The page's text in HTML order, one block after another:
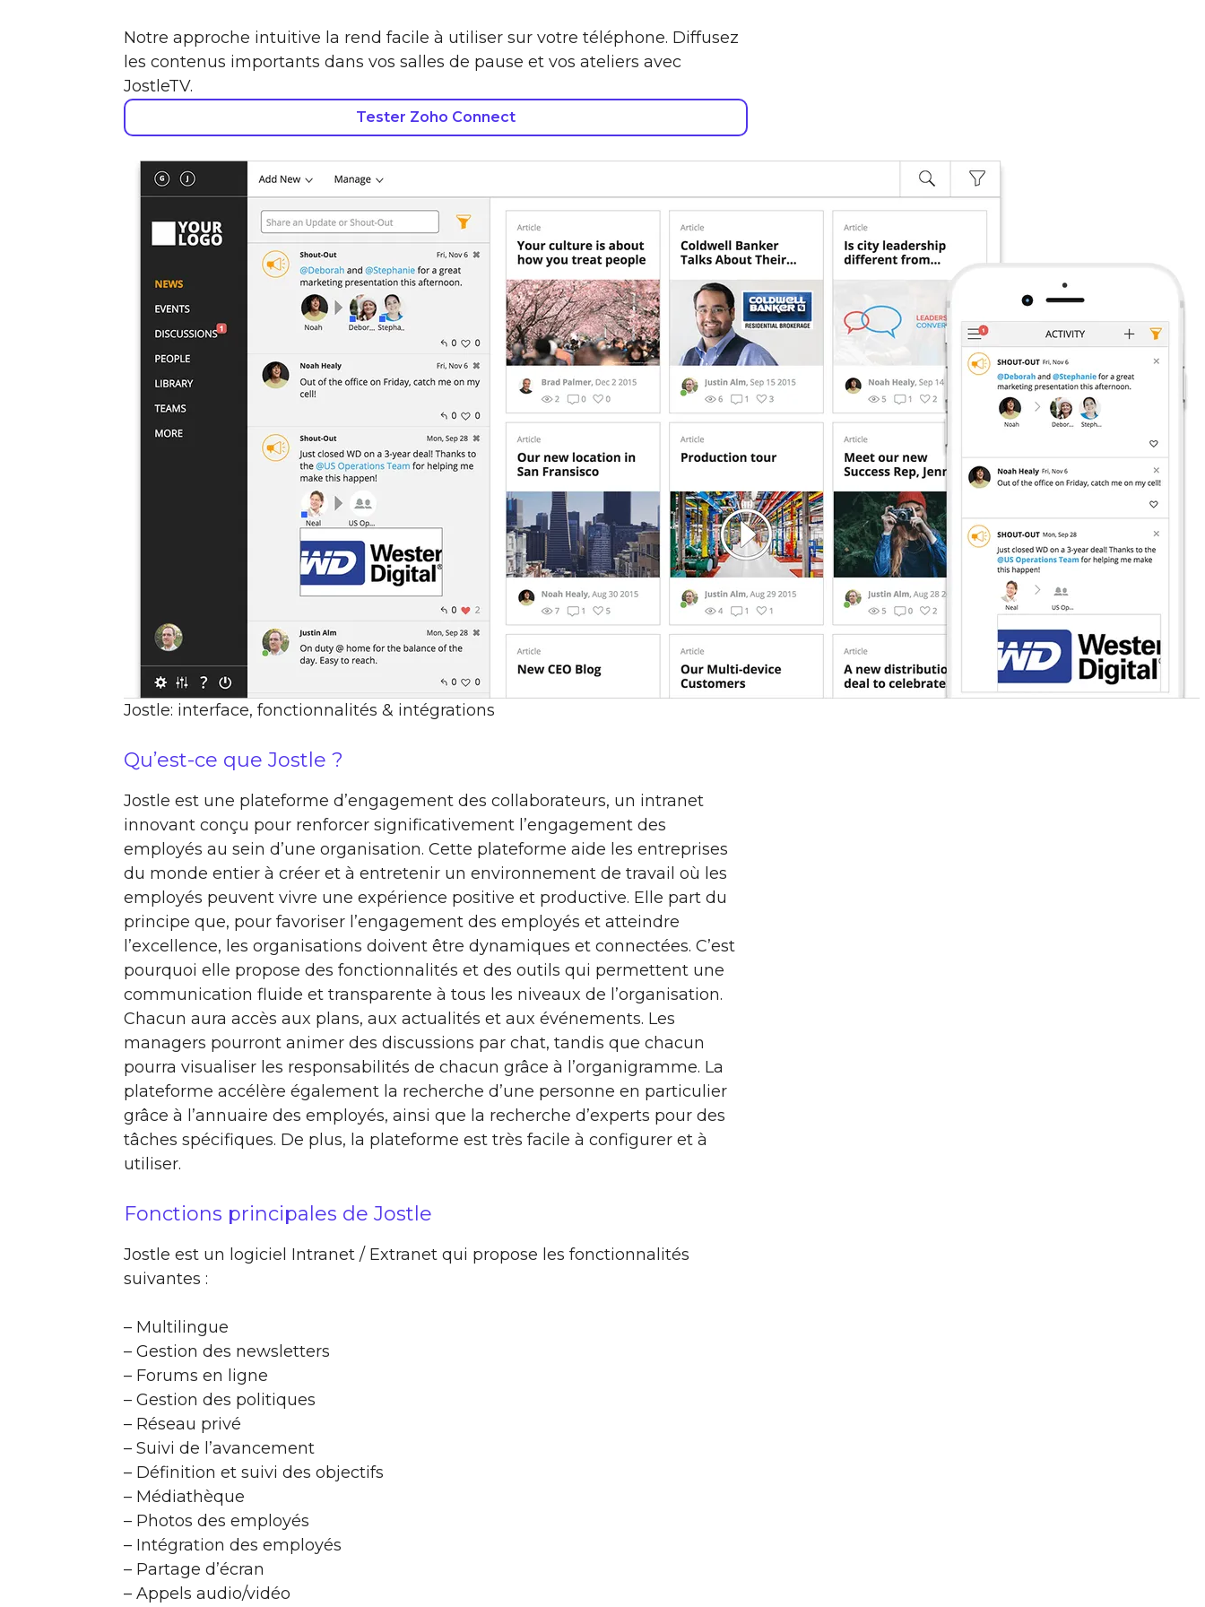
Notre approche intuitive la rend facile à utiliser sur votre téléphone. Diffusez
les contenus importants dans vos salles de pause et vos ateliers avec
JostleTV.
Tester Zoho Connect
Jostle: interface, fonctionnalités & intégrations
Qu’est-ce que Jostle ?
Jostle est une plateforme d’engagement des collaborateurs, un intranet
innovant conçu pour renforcer significativement l’engagement des
employés au sein d’une organisation. Cette plateforme aide les entreprises
du monde entier à créer et à entretenir un environnement de travail où les
employés peuvent vivre une expérience positive et productive. Elle part du
principe que, pour favoriser l’engagement des employés et atteindre
l’excellence, les organisations doivent être dynamiques et connectées. C’est
pourquoi elle propose des fonctionnalités et des outils qui permettent une
communication fluide et transparente à tous les niveaux de l’organisation.
Chacun aura accès aux plans, aux actualités et aux événements. Les
managers pourront animer des discussions par chat, tandis que chacun
pourra visualiser les responsabilités de chacun grâce à l’organigramme. La
plateforme accélère également la recherche d’une personne en particulier
grâce à l’annuaire des employés, ainsi que la recherche d’experts pour des
tâches spécifiques. De plus, la plateforme est très facile à configurer et à
utiliser.
Fonctions principales de Jostle
Jostle est un logiciel Intranet / Extranet qui propose les fonctionnalités
suivantes :
– Multilingue
– Gestion des newsletters
– Forums en ligne
– Gestion des politiques
– Réseau privé
– Suivi de l’avancement
– Définition et suivi des objectifs
– Médiathèque
– Photos des employés
– Intégration des employés
– Partage d’écran
– Appels audio/vidéo